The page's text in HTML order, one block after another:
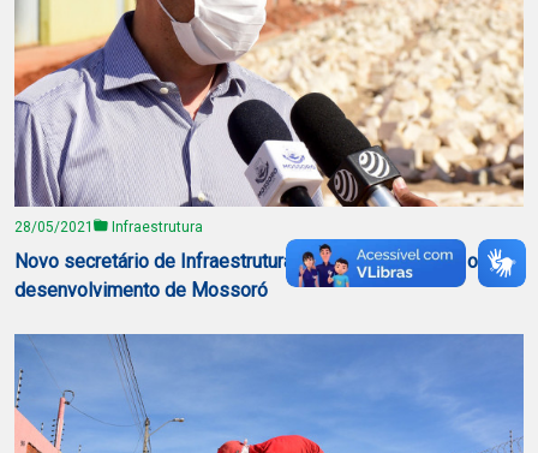
28/05/2021 Infraestrutura
Novo secretário de Infraestrutura destaca ações para o
desenvolvimento de Mossoró